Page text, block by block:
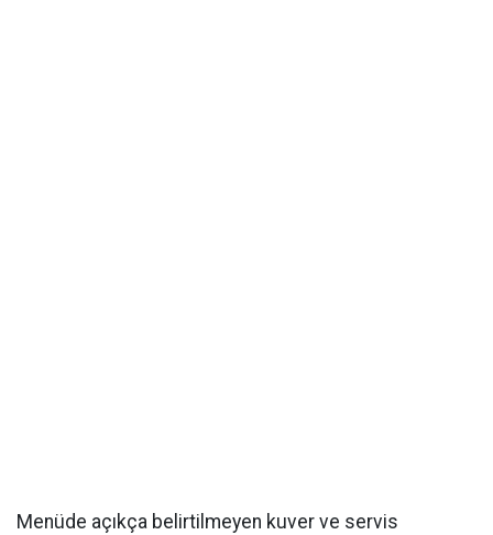
Menüde açıkça belirtilmeyen kuver ve servis